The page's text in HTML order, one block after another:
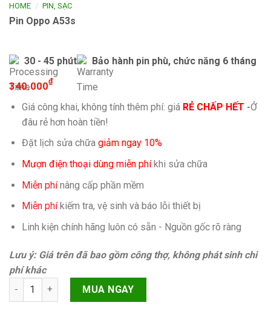
HOME / PIN, SẠC
Pin Oppo A53s
30 - 45 phút Bảo hành pin phù, chức năng 6 tháng
340.000₫
Giá công khai, không tính thêm phí: giá RẺ CHẤP HẾT -Ở
đâu rẻ hơn hoàn tiền!
Đặt lịch sửa chữa giảm ngay 10%
Mượn điện thoại dùng miễn phíkhi sửa chữa
Miễn phínâng cấp phần mềm
Miễn phíkiếm tra, vệ sinh và báo lỗi thiết bị
Linh kiện chính hãng luôn có sẵn - Nguồn gốc rõ ràng
Lưu ý: Giá trên đã bao gồm công thợ, không phát sinh chi
phí khác
Pin Oppo A53s quantityMUA NGAY